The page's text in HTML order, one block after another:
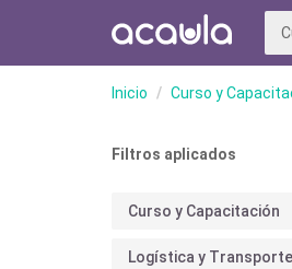
Inicio Curso y
Filtros aplicados
Curso y Capacitación
Logística y Transporte